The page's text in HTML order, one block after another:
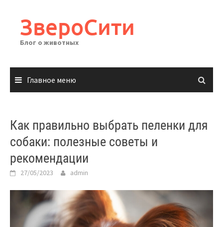
содержимому
ЗвероСити
Блог о животных
Главное меню
Как правильно выбрать пеленки для
собаки: полезные советы и
рекомендации
27/05/2023 admin